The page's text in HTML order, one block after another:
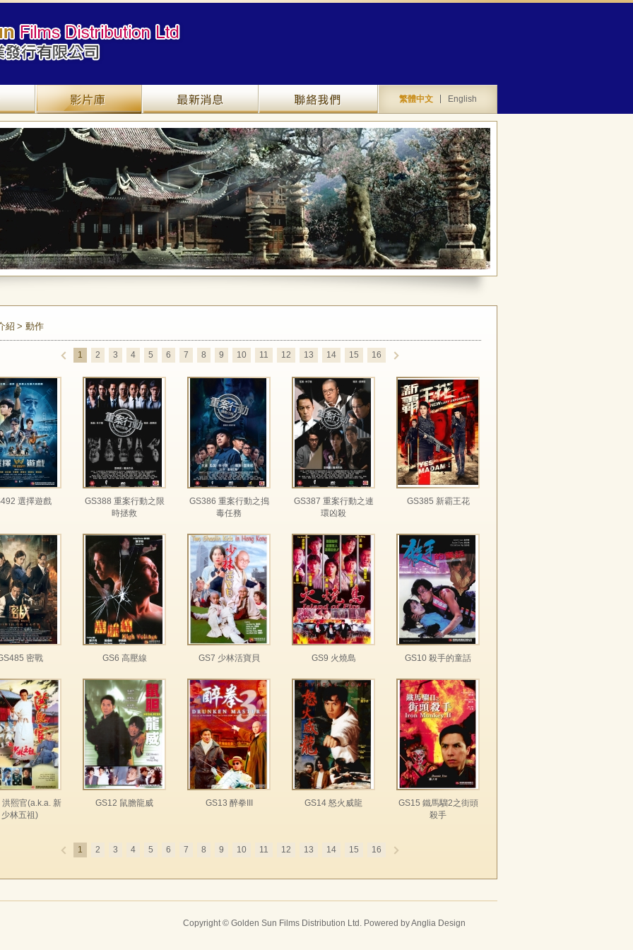
繁體中文
English
紹 動作
1 2 3 4 5 6 7 8 9 10 11 12 13 14 15 16
選擇遊戲
GS388 重案行動之限
時拯救
GS386 重案行動之搗
毒任務
GS387 重案行動之連
環凶殺
GS385 新霸王花
密戰 GS6 高壓線 GS7 少林活寶貝 GS9 火燒島 GS10 殺手的童話
洪熙官(a.k.a. 新
少林五祖)
GS12 鼠膽龍威 GS13 醉拳III GS14 怒火威龍
GS15 鐵馬騮2之街頭
殺手
1 2 3 4 5 6 7 8 9 10 11 12 13 14 15 16
Copyright © Golden Sun Films Distribution Ltd. Powered byAnglia Design